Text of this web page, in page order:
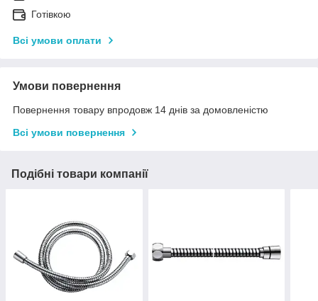
Готівкою
Всі умови оплати
Умови повернення
Повернення товару впродовж 14 днів за домовленістю
Всі умови повернення
Подібні товари компанії